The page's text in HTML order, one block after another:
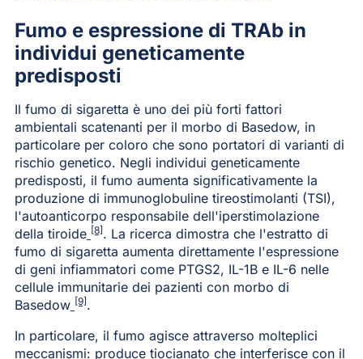
Fumo e espressione di TRAb in
individui geneticamente
predisposti
Il fumo di sigaretta è uno dei più forti fattori
ambientali scatenanti per il morbo di Basedow, in
particolare per coloro che sono portatori di varianti di
rischio genetico. Negli individui geneticamente
predisposti, il fumo aumenta significativamente la
produzione di immunoglobuline tireostimolanti (TSI),
l'autoanticorpo responsabile dell'iperstimolazione
della tiroide [8] . La ricerca dimostra che l'estratto di
fumo di sigaretta aumenta direttamente l'espressione
di geni infiammatori come PTGS2, IL-1B e IL-6 nelle
cellule immunitarie dei pazienti con morbo di
Basedow [9] .
In particolare, il fumo agisce attraverso molteplici
meccanismi: produce tiocianato che interferisce con il